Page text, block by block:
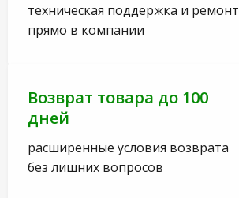
техническая поддержка и ремонт
прямо в компании
Возврат товара до 100
дней
расширенные условия возврата
без лишних вопросов